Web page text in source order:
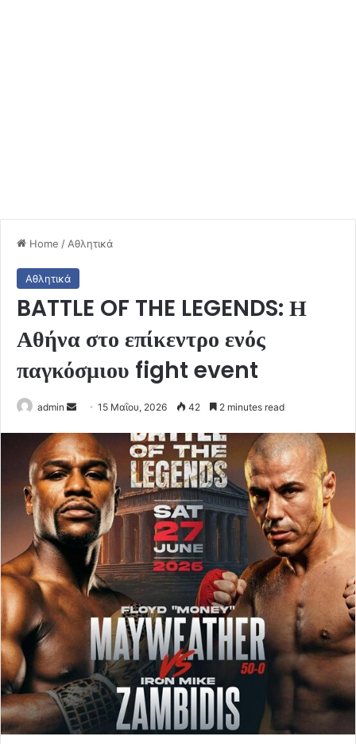
Home / Αθλητικά
Αθλητικά
BATTLE OF THE LEGENDS: Η
Αθήνα στο επίκεντρο ενός
παγκόσμιου fight event
admin
Send
email
15 Μαΐου, 2026 42 2 minutes read